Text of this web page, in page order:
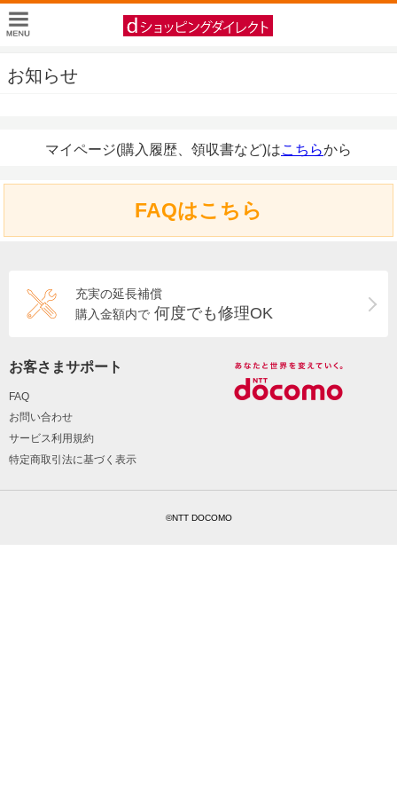
お知らせ
マイページ(購入履歴、領収書など)はこちらから
FAQはこちら
充実の延長補償
購入金額内で 何度でも修理OK
お客さまサポート
FAQ
お問い合わせ
サービス利用規約
特定商取引法に基づく表示
©NTT DOCOMO